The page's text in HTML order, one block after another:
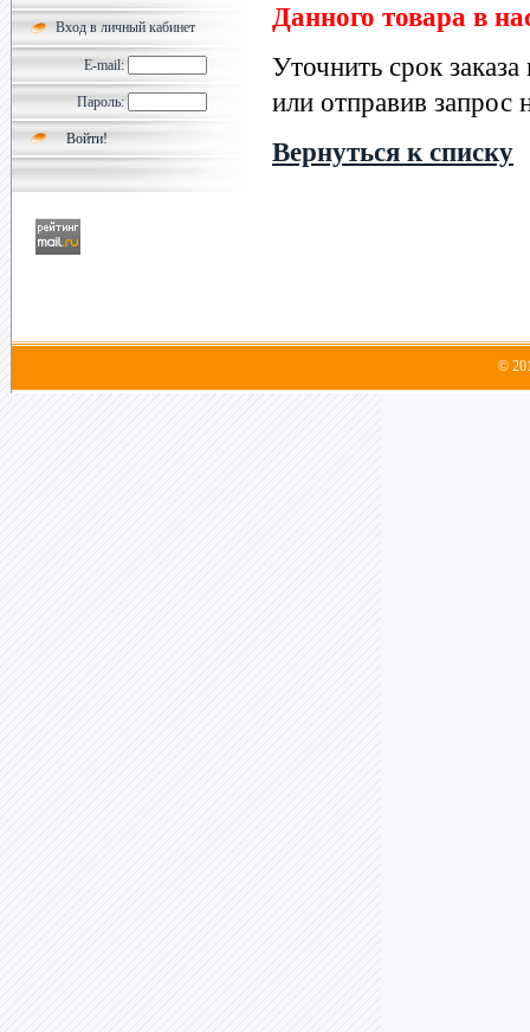
Вход в личный кабинет
E-mail:
Пароль:
Данного товара в
Уточнить срок
или отправив запрос
Вернуться к списку
©